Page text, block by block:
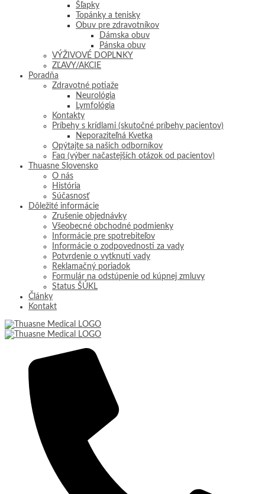
Šľapky
Topánky a tenisky
Obuv pre zdravotníkov
Dámska obuv
Pánska obuv
VÝŽIVOVÉ DOPLNKY
ZĽAVY/AKCIE
Poradňa
Zdravotné potiaže
Neurológia
Lymfológia
Kontakty
Príbehy s krídlami (skutočné príbehy pacientov)
Neporaziteľná Kvetka
Opýtajte sa našich odborníkov
Faq (výber načastejších otázok od pacientov)
Thuasne Slovensko
O nás
História
Súčasnosť
Dôležité informácie
Zrušenie objednávky
Všeobecné obchodné podmienky
Informácie pre spotrebiteľov
Informácie o zodpovednosti za vady
Potvrdenie o vytknutí vady
Reklamačný poriadok
Formulár na odstúpenie od kúpnej zmluvy
Status ŠÚKL
Články
Kontakt